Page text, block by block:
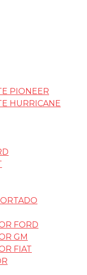
PIONEER
HURRICANE
FORD
GM
FIAT